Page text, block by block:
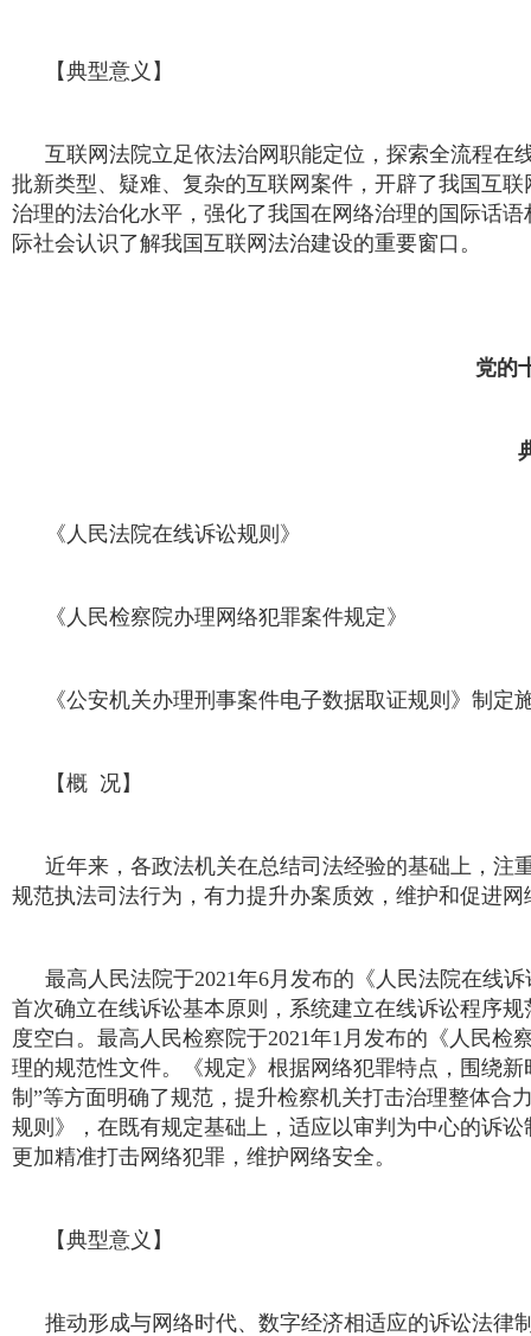
【典型意义】
互联网法院立足依法治网职能定位，探索全流程在
批新类型、疑难、复杂的互联网案件，开辟了我国互
治理的法治化水平，强化了我国在网络治理的国际话
际社会认识了解我国互联网法治建设的重要窗口。
党的
《人民法院在线诉讼规则》
《人民检察院办理网络犯罪案件规定》
《公安机关办理刑事案件电子数据取证规则》制
【概 况】
近年来，各政法机关在总结司法经验的基础上，注
规范执法司法行为，有力提升办案质效，维护和促进网
最高人民法院于2021年6月发布的《人民法院在线
首次确立在线诉讼基本原则，系统建立在线诉讼程序
度空白。最高人民检察院于2021年1月发布的《人民
理的规范性文件。《规定》根据网络犯罪特点，围绕
制”等方面明确了规范，提升检察机关打击治理整体合
规则》，在既有规定基础上，适应以审判为中心的诉
更加精准打击网络犯罪，维护网络安全。
【典型意义】
推动形成与网络时代、数字经济相适应的诉讼法律